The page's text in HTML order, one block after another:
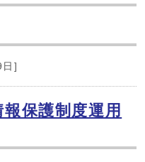
]
保護制度運用